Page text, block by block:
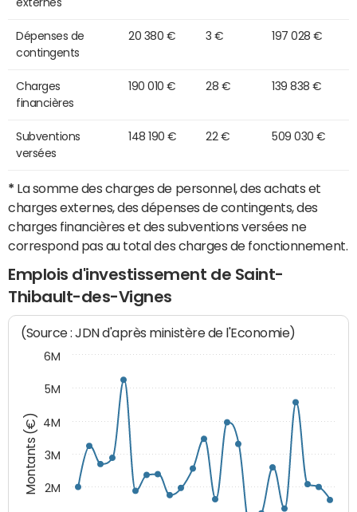
externes
Dépenses de
contingents
20 380 € 3 € 197 028 €
Charges
financières
190 010 € 28 € 139 838 €
Subventions
versées
148 190 € 22 € 509 030 €
* La somme des charges de personnel, des achats et
charges externes, des dépenses de contingents, des
charges financières et des subventions versées ne
correspond pas au total des charges de fonctionnement.
Emplois d'investissement de Saint-
Thibault-des-Vignes
Montants (€)
(Source : JDN d'après ministère de l'Economie)
2M
3M
4M
5M
6M